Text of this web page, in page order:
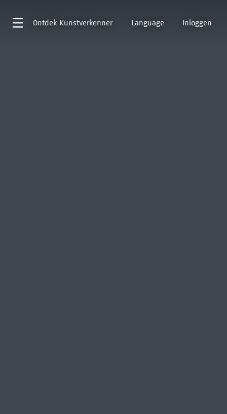
Ontdek Kunstverkenner Language Inloggen